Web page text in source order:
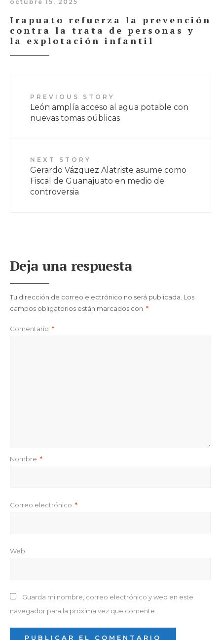
octubre 15, 2025
Irapuato refuerza la prevención
contra la trata de personas y
la explotación infantil
PREVIOUS STORY
León amplía acceso al agua potable con
nuevas tomas públicas
NEXT STORY
Gerardo Vázquez Alatriste asume como
Fiscal de Guanajuato en medio de
controversia
Deja una respuesta
Tu dirección de correo electrónico no será publicada. Los
campos obligatorios están marcados con *
Comentario *
Nombre *
Correo electrónico *
Web
Guarda mi nombre, correo electrónico y web en este
navegador para la próxima vez que comente.